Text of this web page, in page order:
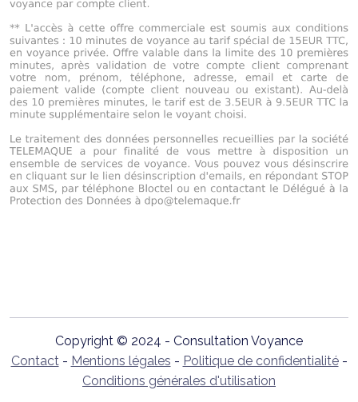
Copyright © 2024 - Consultation Voyance
Contact- Mentions légales - Politique de confidentialité-
Conditions générales d'utilisation